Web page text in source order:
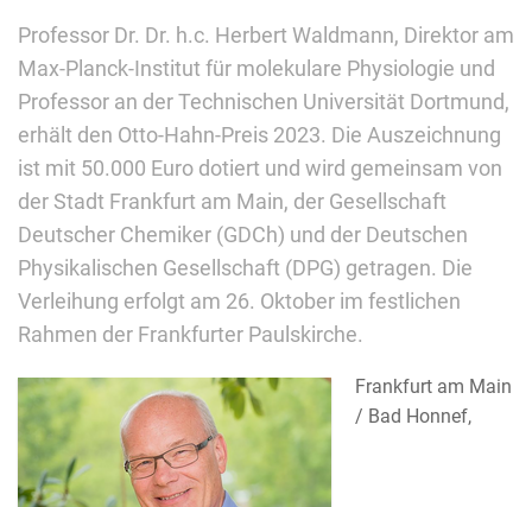
Professor Dr. Dr. h.c. Herbert Waldmann, Direktor am
Max-Planck-Institut für molekulare Physiologie und
Professor an der Technischen Universität Dortmund,
erhält den Otto-Hahn-Preis 2023. Die Auszeichnung
ist mit 50.000 Euro dotiert und wird gemeinsam von
der Stadt Frankfurt am Main, der Gesellschaft
Deutscher Chemiker (GDCh) und der Deutschen
Physikalischen Gesellschaft (DPG) getragen. Die
Verleihung erfolgt am 26. Oktober im festlichen
Rahmen der Frankfurter Paulskirche.
Frankfurt am Main
/ Bad Honnef,